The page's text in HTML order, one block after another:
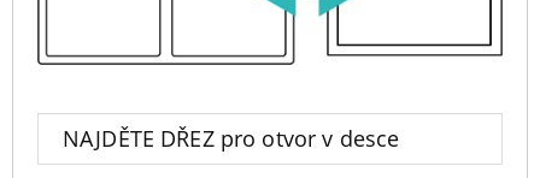
NAJDĚTE DŘEZ pro otvor v desce